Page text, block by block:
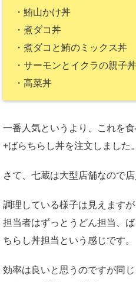
・鮪山かけ丼
・煮ダコ丼
・煮ダコと鮪のミックス丼
・サーモンとイクラの親子丼
・高菜丼
一番人気というより、これを
+ばらちらし丼を注文しました。
さて、七蔵は大型店舗なので店
調理している様子は見えます
担当者はずっとうどん担当、
ちらし丼担当という感じです。
効率は良いと思うのですが同